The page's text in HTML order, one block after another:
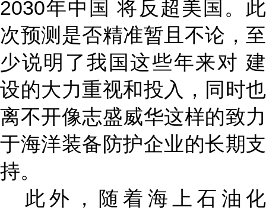
2030年中国 将反超美国。此
次预测是否精准暂且不论，至
少说明了我国这些年来对 建
设的大力重视和投入，同时也
离不开像志盛威华这样的致力
于海洋装备防护企业的长期支
持。
此外，随着海上石油化